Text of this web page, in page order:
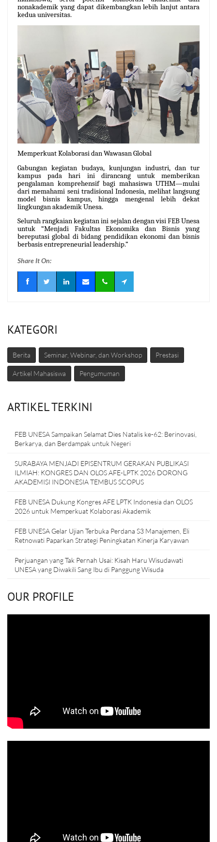
nonakademik yang dapat dikembangkan lebih lanjut antara
kedua universitas.
Memperkuat Kolaborasi dan Wawasan Global
Gabungan kegiatan budaya, kunjungan industri, dan tur
kampus pada hari ini dirancang untuk memberikan
pengalaman komprehensif bagi mahasiswa UTHM—mulai
dari memahami seni tradisional Indonesia, melihat langsung
model bisnis kampus, hingga mengenal lebih dekat
lingkungan akademik Unesa.
Seluruh rangkaian kegiatan ini sejalan dengan visi FEB Unesa
untuk “Menjadi Fakultas Ekonomika dan Bisnis yang
bereputasi global di bidang pendidikan ekonomi dan bisnis
berbasis entrepreneurial leadership.”
Share It On:
KATEGORI
Berita Seminar, Webinar, dan Workshop Prestasi
Artikel Mahasiswa Pengumuman
ARTIKEL TERKINI
FEB UNESA Sampaikan Selamat Dies Natalis ke-62: Berinovasi,
Berkarya, dan Berdampak untuk Negeri
SURABAYA MENJADI EPISENTRUM GERAKAN PUBLIKASI
ILMIAH: KONGRES DAN OLOS AFE-LPTK 2026 DORONG
AKADEMISI INDONESIA TEMBUS SCOPUS
FEB UNESA Dukung Kongres AFE LPTK Indonesia dan OLOS
2026 untuk Memperkuat Kolaborasi Akademik
FEB UNESA Gelar Ujian Terbuka Perdana S3 Manajemen, Eli
Retnowati Paparkan Strategi Peningkatan Kinerja Karyawan
Perjuangan yang Tak Pernah Usai: Kisah Haru Wisudawati
UNESA yang Diwakili Sang Ibu di Panggung Wisuda
OUR PROFILE